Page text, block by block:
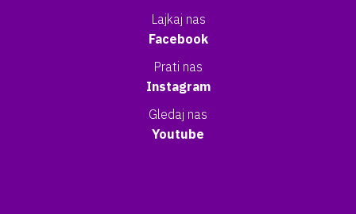
Lajkaj nas
Facebook
Prati nas
Instagram
Gledaj nas
Youtube